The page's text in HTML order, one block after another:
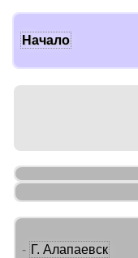
Начало
- Г. Алапаевск